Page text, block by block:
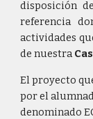
disposición
referencia
actividades
de nuestra
El proyecto
por el
denominado